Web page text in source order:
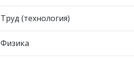
Труд (технология)
Физика